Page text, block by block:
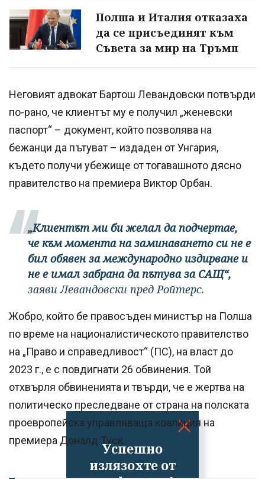
Успешно
излязохте от
Полша и Италия отказаха
да се присъединят към
Съвета за мир на Тръмп
Неговият адвокат Бартош Левандовски потвърди
по-рано, че клиентът му е получил „женевски
паспорт“ – документ, който позволява на
бежанци да пътуват – издаден от Унгария,
където получи убежище от тогавашното дясно
правителство на премиера Виктор Орбан.
„Клиентът ми би желал да подчертае,
че към момента на заминаването си не е
бил обявен за международно издирване и
не е имал забрана да пътува за САЩ“,
заяви Левандовски пред Ройтерс.
Жобро, който бе правосъден министър на Полша
по време на националистическото правителство
на „Право и справедливост“ (ПС), на власт до
2023 г., е с повдигнати 26 обвинения. Той
отхвърля обвиненията и твърди, че е жертва на
политическо преследване от страна на полската
проевропейска управляваща коалиция на
премиера Доналд Туск.